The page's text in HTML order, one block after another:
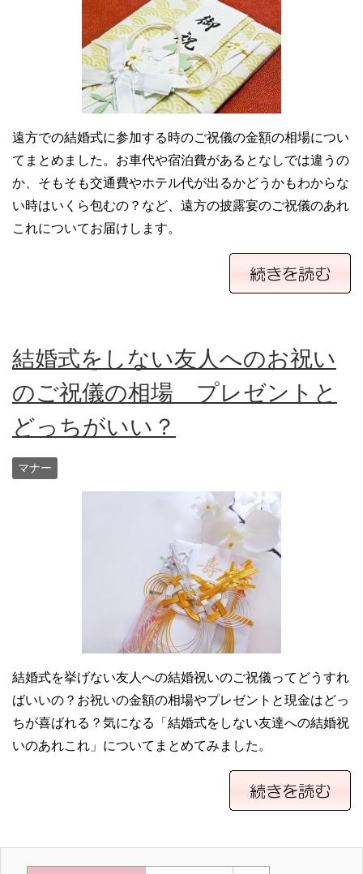
遠方での結婚式に参加する時のご祝儀の金額の相場につい
てまとめました。お車代や宿泊費があるとなしでは違うの
か、そもそも交通費やホテル代が出るかどうかもわからな
い時はいくら包むの？など、遠方の披露宴のご祝儀のあれ
これについてお届けします。
結婚式をしない友人へのお祝い
のご祝儀の相場 プレゼントと
どっちがいい？
マナー
結婚式を挙げない友人への結婚祝いのご祝儀ってどうすれ
ばいいの？お祝いの金額の相場やプレゼントと現金はどっ
ちが喜ばれる？気になる「結婚式をしない友達への結婚祝
いのあれこれ」についてまとめてみました。